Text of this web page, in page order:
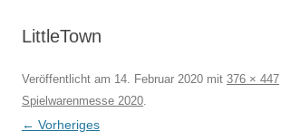
LittleTown
Veröffentlicht am 14. Februar 2020 mit 376 × 447
Spielwarenmesse 2020.
← Vorheriges